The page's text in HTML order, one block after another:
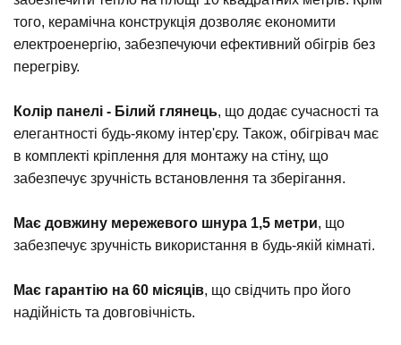
того, керамічна конструкція дозволяє економити
електроенергію, забезпечуючи ефективний обігрів без
перегріву.
Колір панелі - Білий глянець, що додає сучасності та
елегантності будь-якому інтер'єру. Також, обігрівач має
в комплекті кріплення для монтажу на стіну, що
забезпечує зручність встановлення та зберігання.
Має довжину мережевого шнура 1,5 метри, що
забезпечує зручність використання в будь-якій кімнаті.
Має гарантію на 60 місяців, що свідчить про його
надійність та довговічність.